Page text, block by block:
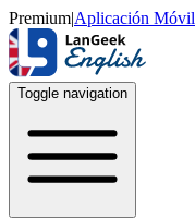
Premium|Aplicación Móvil
Toggle navigation